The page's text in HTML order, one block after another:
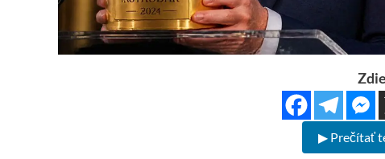
▶ Prečítať